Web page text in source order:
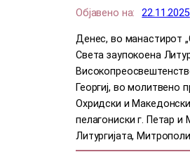
Објавено на: 22.11.2025
Денес, во манастирот
Света заупокоена
Георгиј, во молитвено
Охридски и
пелагониски г. Петар и
Литургијата,